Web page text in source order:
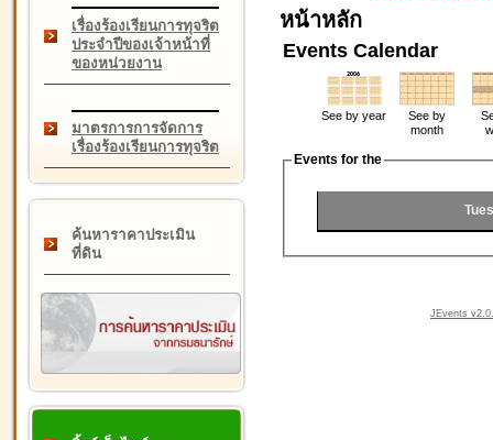
เรื่องร้องเรียนการทุจริต
ประจำปีของเจ้าหน้าที่
ของหน่วยงาน
มาตรการการจัดการ
เรื่องร้องเรียนการทุจริต
ค้นหาราคาประเมิน
ที่ดิน
หน้าหลัก
Events Calendar
See by year
See by
month
Events for the
JEvents